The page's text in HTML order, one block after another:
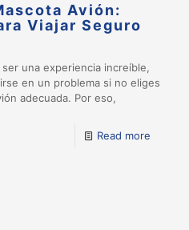
Avión:
Viajar Seguro
una experiencia increíble,
en un problema si no eliges
adecuada. Por eso,
Read more